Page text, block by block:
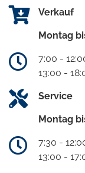
Verkauf
Montag
7:00 -
13:00 -
Service
Montag
7:30 -
13:00 -